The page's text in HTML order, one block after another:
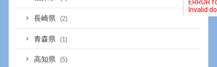
長崎県 (2)
青森県 (1)
高知県 (5)